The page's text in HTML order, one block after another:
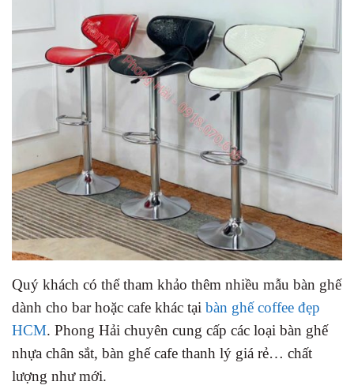
Quý khách có thể tham khảo thêm nhiều mẫu bàn ghế
dành cho bar hoặc cafe khác tại bàn ghế coffee đẹp
HCM. Phong Hải chuyên cung cấp các loại bàn ghế
nhựa chân sắt, bàn ghế cafe thanh lý giá rẻ… chất
lượng như mới.